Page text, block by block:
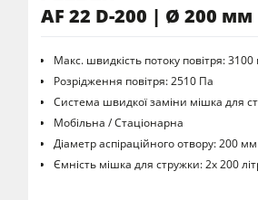
AF 22 D-200 | Ø 200 мм
Макс. швидкість потоку повітря: 3100
Розрідження повітря: 2510 Па
Система швидкої заміни мішка для
Мобільна / Стаціонарна
Діаметр аспіраційного отвору: 200 мм
Ємність мішка для стружки: 2х 200